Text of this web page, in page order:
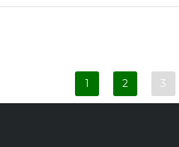
1 2 3